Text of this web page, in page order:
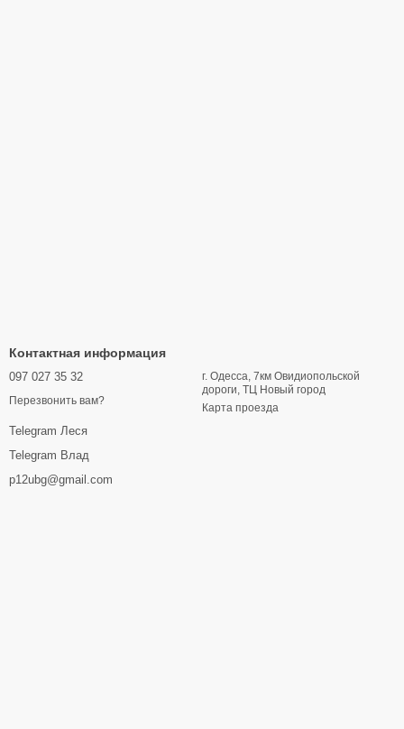
Контактная информация
097 027 35 32
Перезвонить вам?
Telegram Леся
Telegram Влад
p12ubg@gmail.com
г. Одесса, 7км Овидиопольской
дороги, ТЦ Новый город
Карта проезда